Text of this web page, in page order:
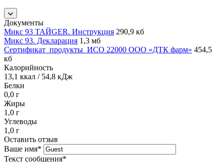
Документы
Микс 93 ТАЙGER. Инструкция 290,9 кб
Микс 93. Декларация 1,3 мб
Сертификат_продукты_ИСО 22000 ООО «ДТК фарм» 454,5
кб
Калорийность
13,1 ккал / 54,8 кДж
Белки
0,0 г
Жиры
1,0 г
Углеводы
1,0 г
Оставить отзыв
Ваше имя*
Текст сообщения*